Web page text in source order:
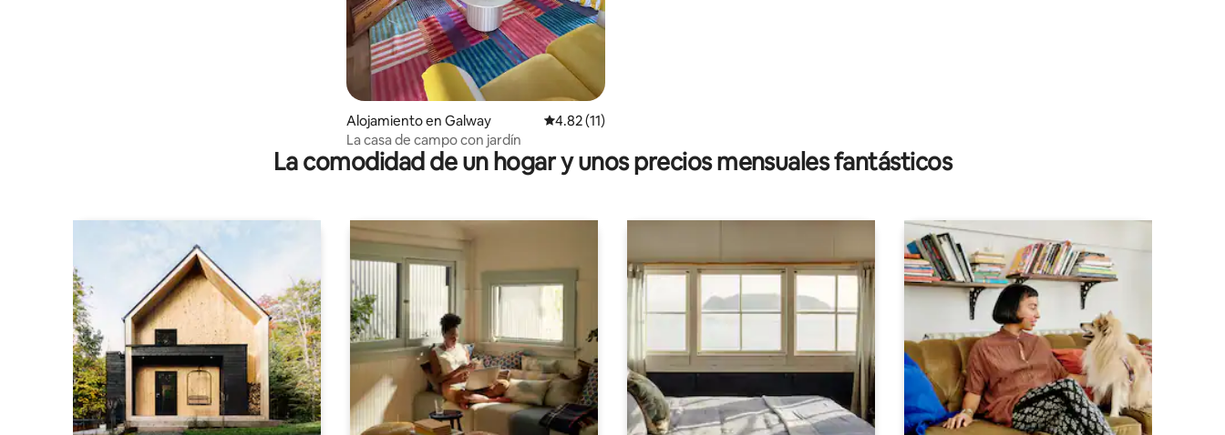
Alojamiento en Galway Calificación promedio: 4.82 de 5, 11 reseñas
4.82 (11)
La casa de campo con jardín
La comodidad de un hogar y unos precios mensuales fantásticos